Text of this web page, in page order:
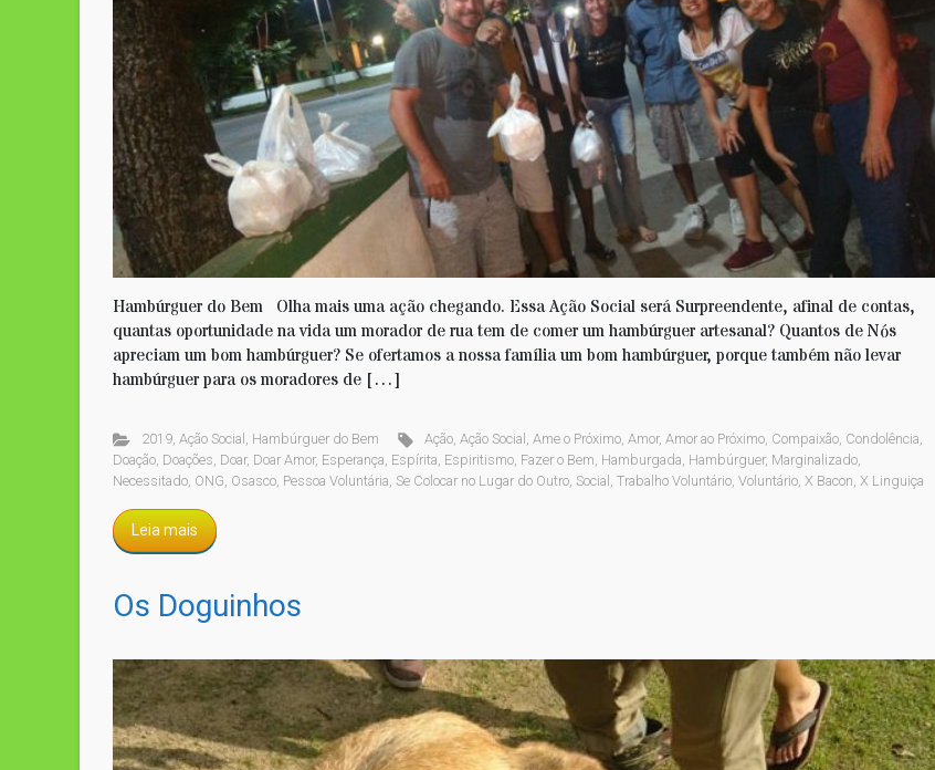
Hambúrguer do Bem Olha mais uma ação chegando. Essa Ação Social será Surpreendente, afinal de contas,
quantas oportunidade na vida um morador de rua tem de comer um hambúrguer artesanal? Quantos de Nós
apreciam um bom hambúrguer? Se ofertamos a nossa família um bom hambúrguer, porque também não levar
hambúrguer para os moradores de […]
2019, Ação Social Hambúrguer do Bem Ação ,Ação Social ,Ame o Próximo ,Amor,Amor ao Próximo Compaixão Condolência
Doação Doações Doar, Doar Amor, Esperança Espírita Espiritismo Fazer o Bem Hamburgada Hambúrguer, Marginalizado
Necessitado ONG Osasco Pessoa Voluntária Se Colocar no Lugar do Outro Social Trabalho Voluntário Voluntário X Bacon X Linguiça
Leia mais
Os Doguinhos